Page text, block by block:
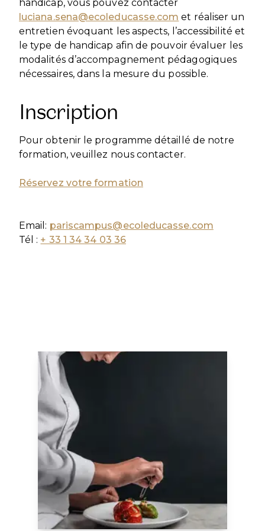
handicap, vous pouvez contacter
luciana.sena@ecoleducasse.com et réaliser un
entretien évoquant les aspects, l’accessibilité et
le type de handicap afin de pouvoir évaluer les
modalités d’accompagnement pédagogiques
nécessaires, dans la mesure du possible.
Inscription
Pour obtenir le programme détaillé de notre
formation, veuillez nous contacter.
Réservez votre formation
Email: pariscampus@ecoleducasse.com
Tél : + 33 1 34 34 03 36